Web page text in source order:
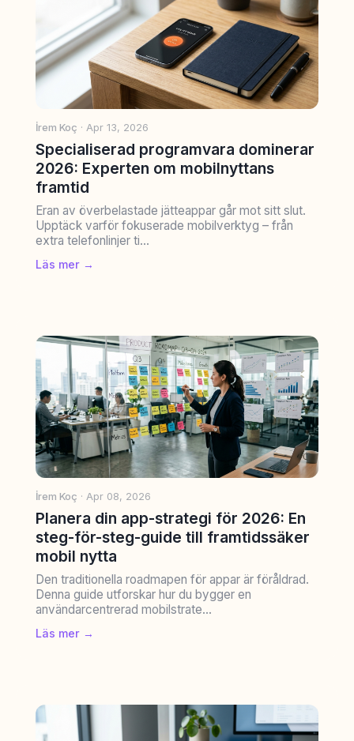
İrem Koç · Apr 13, 2026
Specialiserad programvara dominerar
2026: Experten om mobilnyttans
framtid
Eran av överbelastade jätteappar går mot sitt slut.
Upptäck varför fokuserade mobilverktyg – från
extra telefonlinjer ti...
Läs mer →
İrem Koç · Apr 08, 2026
Planera din app-strategi för 2026: En
steg-för-steg-guide till framtidssäker
mobil nytta
Den traditionella roadmapen för appar är föråldrad.
Denna guide utforskar hur du bygger en
användarcentrerad mobilstrate...
Läs mer →